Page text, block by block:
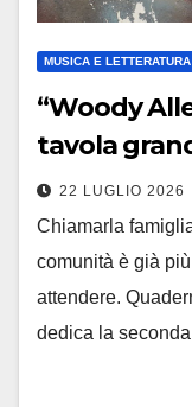
MUSICA E LETTERATURA
“Woody
tavola
22 LUGLIO 2026
Chiamarla
comunità è già
attendere.
dedica la